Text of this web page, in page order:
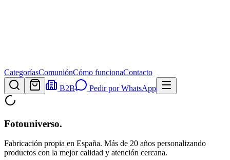
CategoríasComuniónCómo funcionaContacto
B2B
Pedir por WhatsApp
Fotouniverso.
Fabricación propia en España. Más de 20 años personalizando
productos con la mejor calidad y atención cercana.